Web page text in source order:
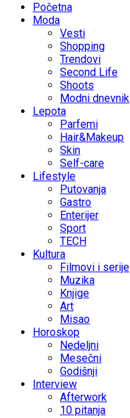
Početna
Moda
Vesti
Shopping
Trendovi
Second Life
Shoots
Modni dnevnik
Lepota
Parfemi
Hair&Makeup
Skin
Self-care
Lifestyle
Putovanja
Gastro
Enterijer
Sport
TECH
Kultura
Filmovi i serije
Muzika
Knjige
Art
Misao
Horoskop
Nedeljni
Mesečni
Godišnji
Interview
Afterwork
10 pitanja